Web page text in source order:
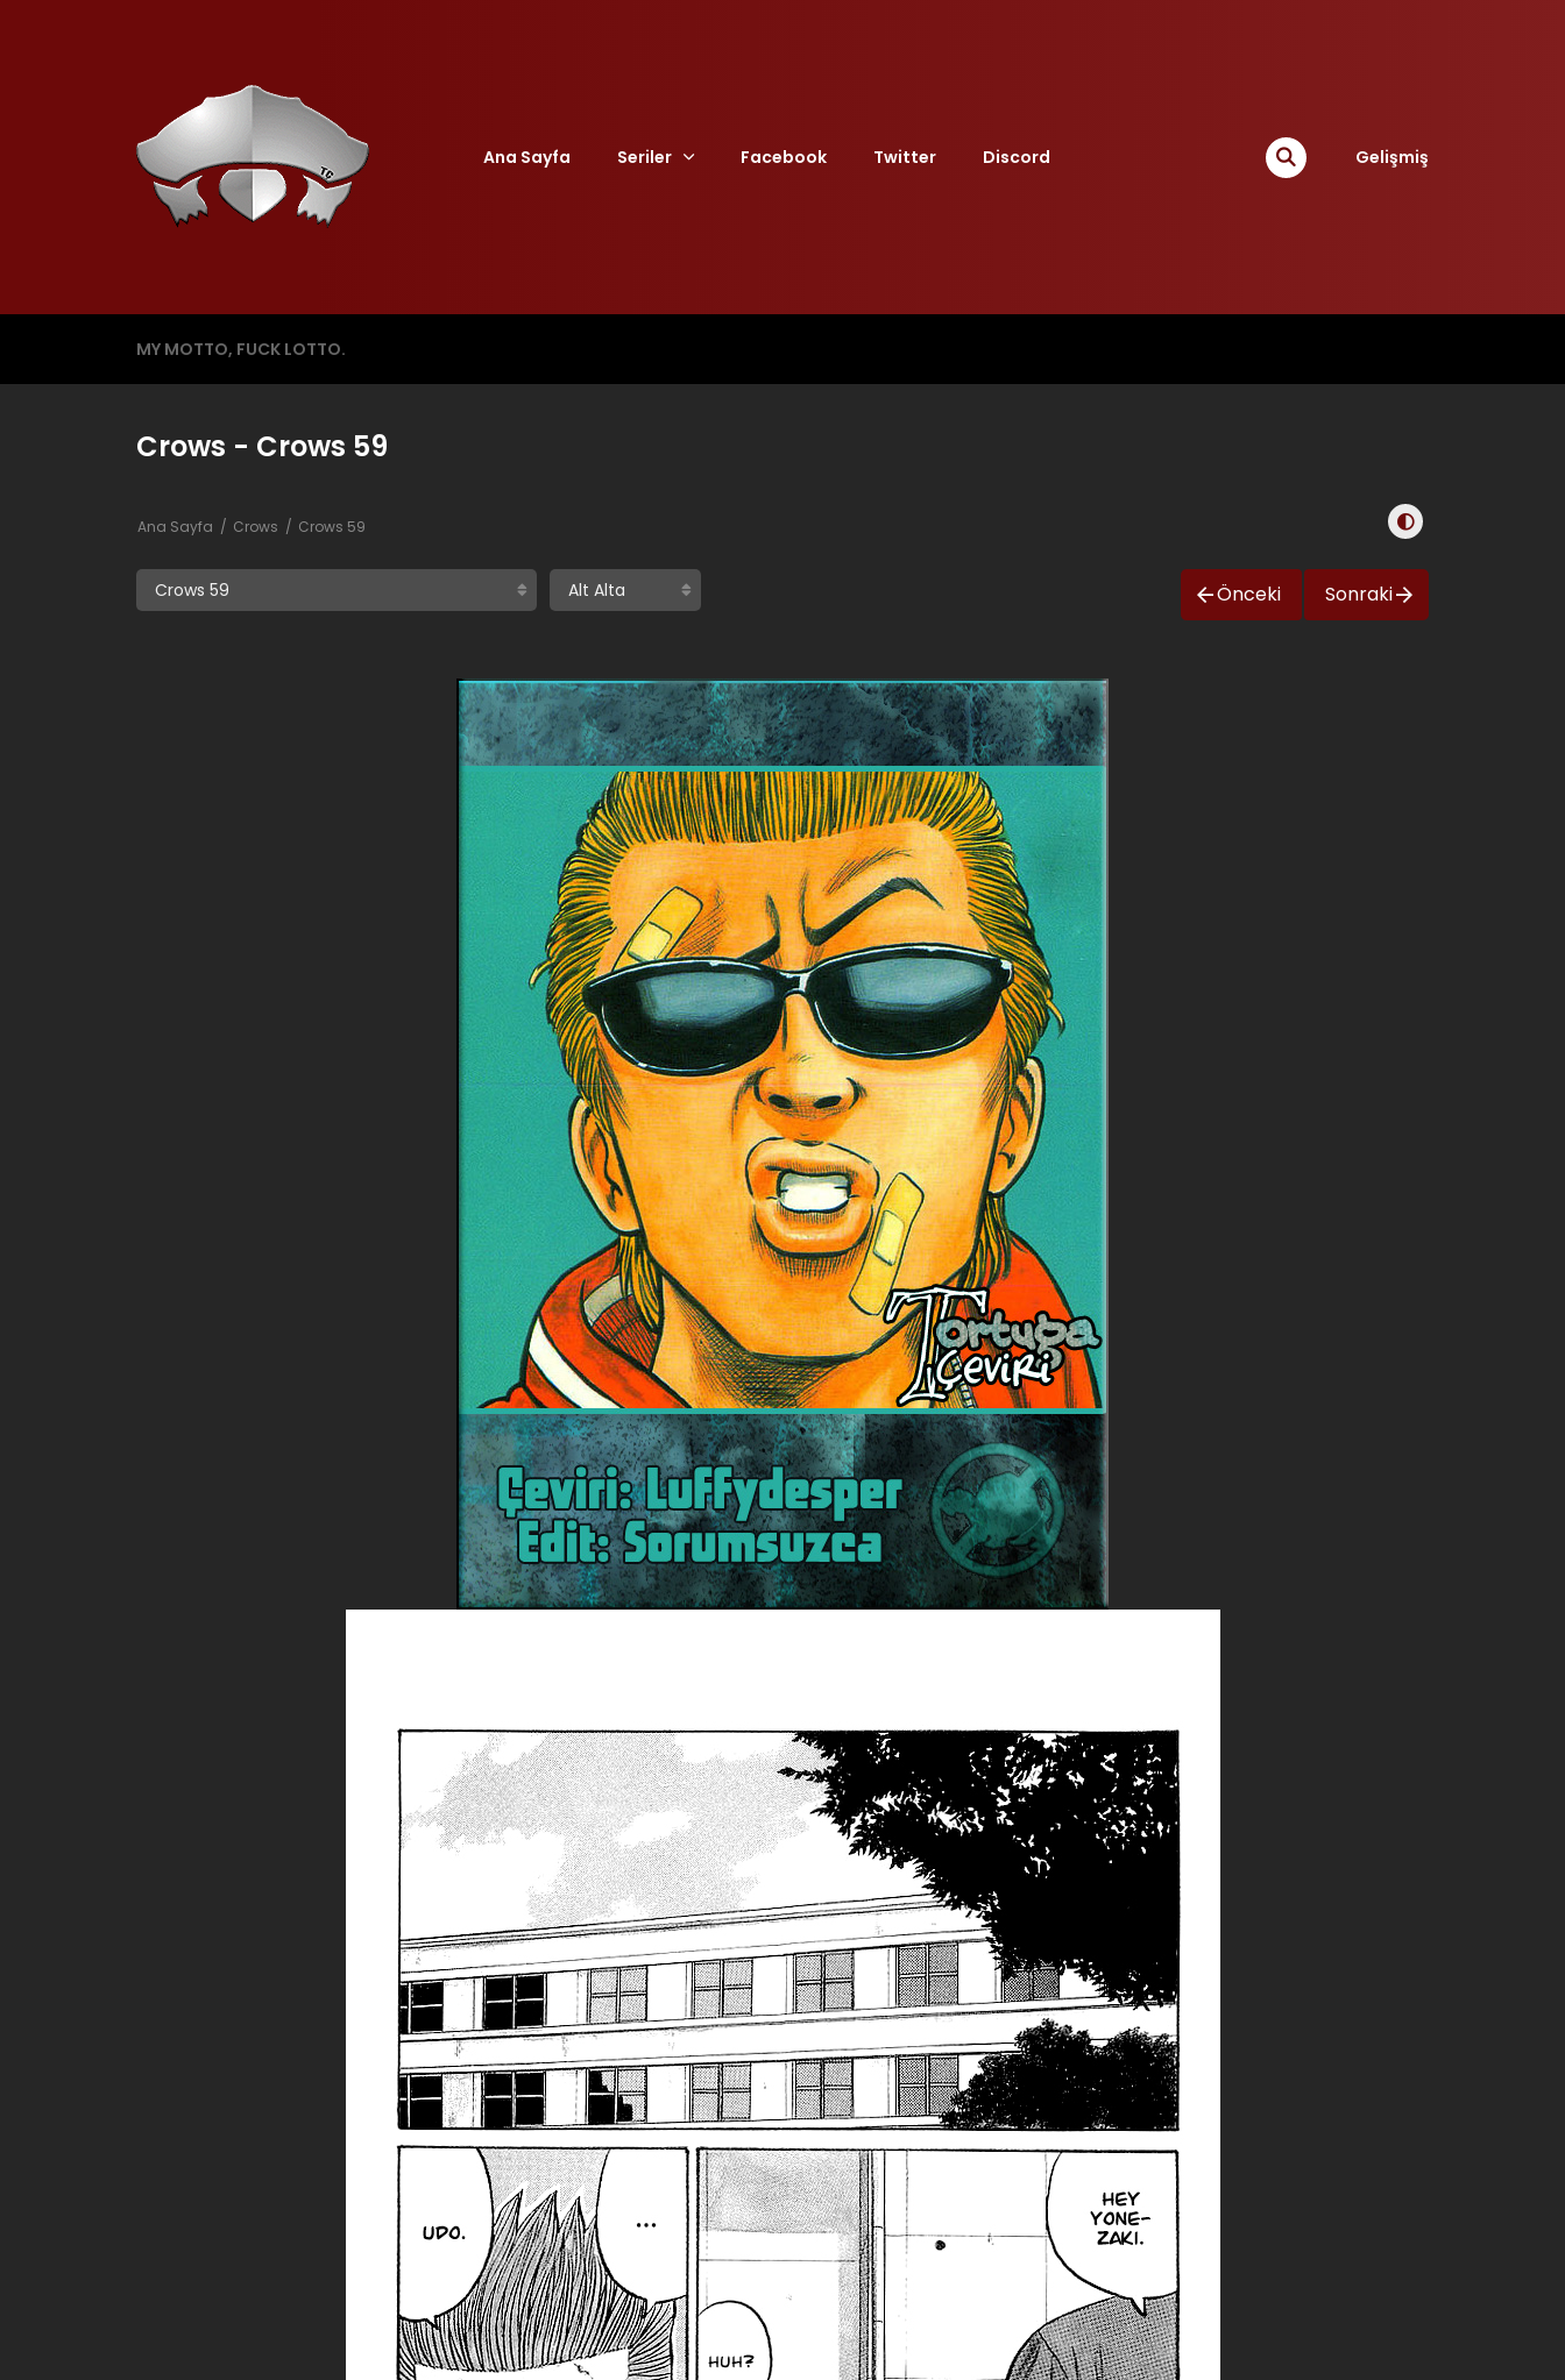
Ana Sayfa Seriler Facebook Twitter Discord Gelişmiş
MY MOTTO, FUCK LOTTO.
Crows - Crows 59
Ana Sayfa Crows Crows 59
Önceki Sonraki